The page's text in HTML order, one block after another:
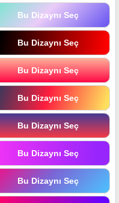
Bu Dizaynı Seç
Bu Dizaynı Seç
Bu Dizaynı Seç
Bu Dizaynı Seç
Bu Dizaynı Seç
Bu Dizaynı Seç
Bu Dizaynı Seç